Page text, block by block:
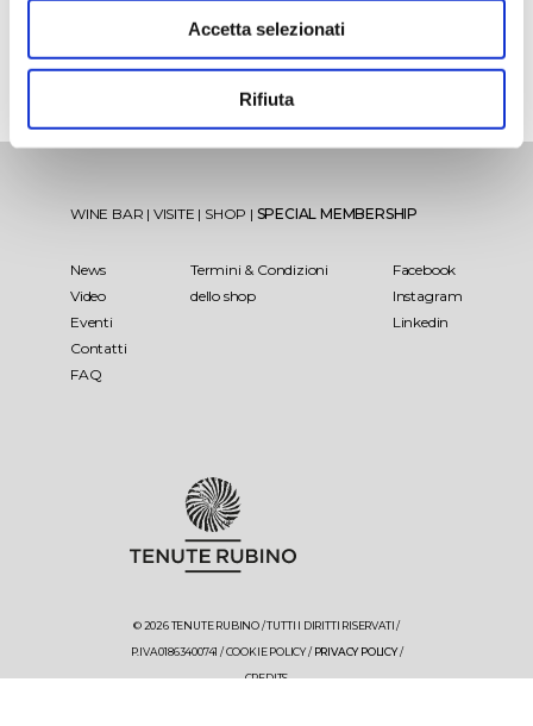
Accetta selezionati
Rifiuta
WINE BAR | VISITE | SHOP | SPECIAL MEMBERSHIP
News
Video
Eventi
Contatti
FAQ
Termini & Condizioni
dello shop
Facebook
Instagram
Linkedin
© 2026 TENUTE RUBINO / TUTTI I DIRITTI RISERVATI /
P.IVA 01863400741 /COOKIE POLICY/PRIVACY POLICY/
CREDITS